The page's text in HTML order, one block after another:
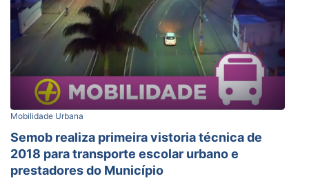
Mobilidade Urbana
Semob realiza primeira vistoria técnica de
2018 para transporte escolar urbano e
prestadores do Município